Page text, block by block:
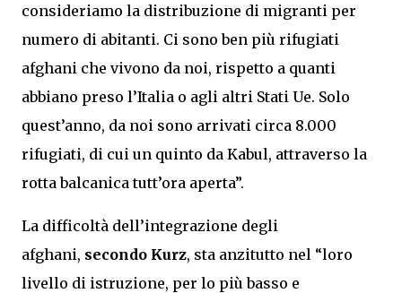
consideriamo la distribuzione di migranti per
numero di abitanti. Ci sono ben più rifugiati
afghani che vivono da noi, rispetto a quanti
abbiano preso l’Italia o agli altri Stati Ue. Solo
quest’anno, da noi sono arrivati circa 8.000
rifugiati, di cui un quinto da Kabul, attraverso la
rotta balcanica tutt’ora aperta”.
La difficoltà dell’integrazione degli
afghani, secondo Kurz, sta anzitutto nel “loro
livello di istruzione, per lo più basso e